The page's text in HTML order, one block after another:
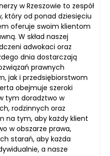
w Rzeszowie to zespół
który od ponad dziesięciu
oferuje swoim klientom
W skład naszej
adwokaci oraz
dnia dostarczają
prawnych
jak i przedsiębiorstwom
obejmuje szeroki
tym doradztwo w
rodzinnych oraz
na tym, aby każdy klient
w obszarze prawa,
starań, aby każda
a nasze